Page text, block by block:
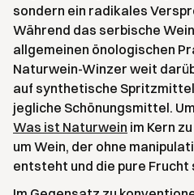
sondern ein radikales
Während das serbische
allgemeinen önologischen
Naturwein-Winzer weit
auf synthetische
jegliche Schönungsmittel.
Was ist Naturwein im Kern
um Wein, der ohne
entsteht und die pure Frucht